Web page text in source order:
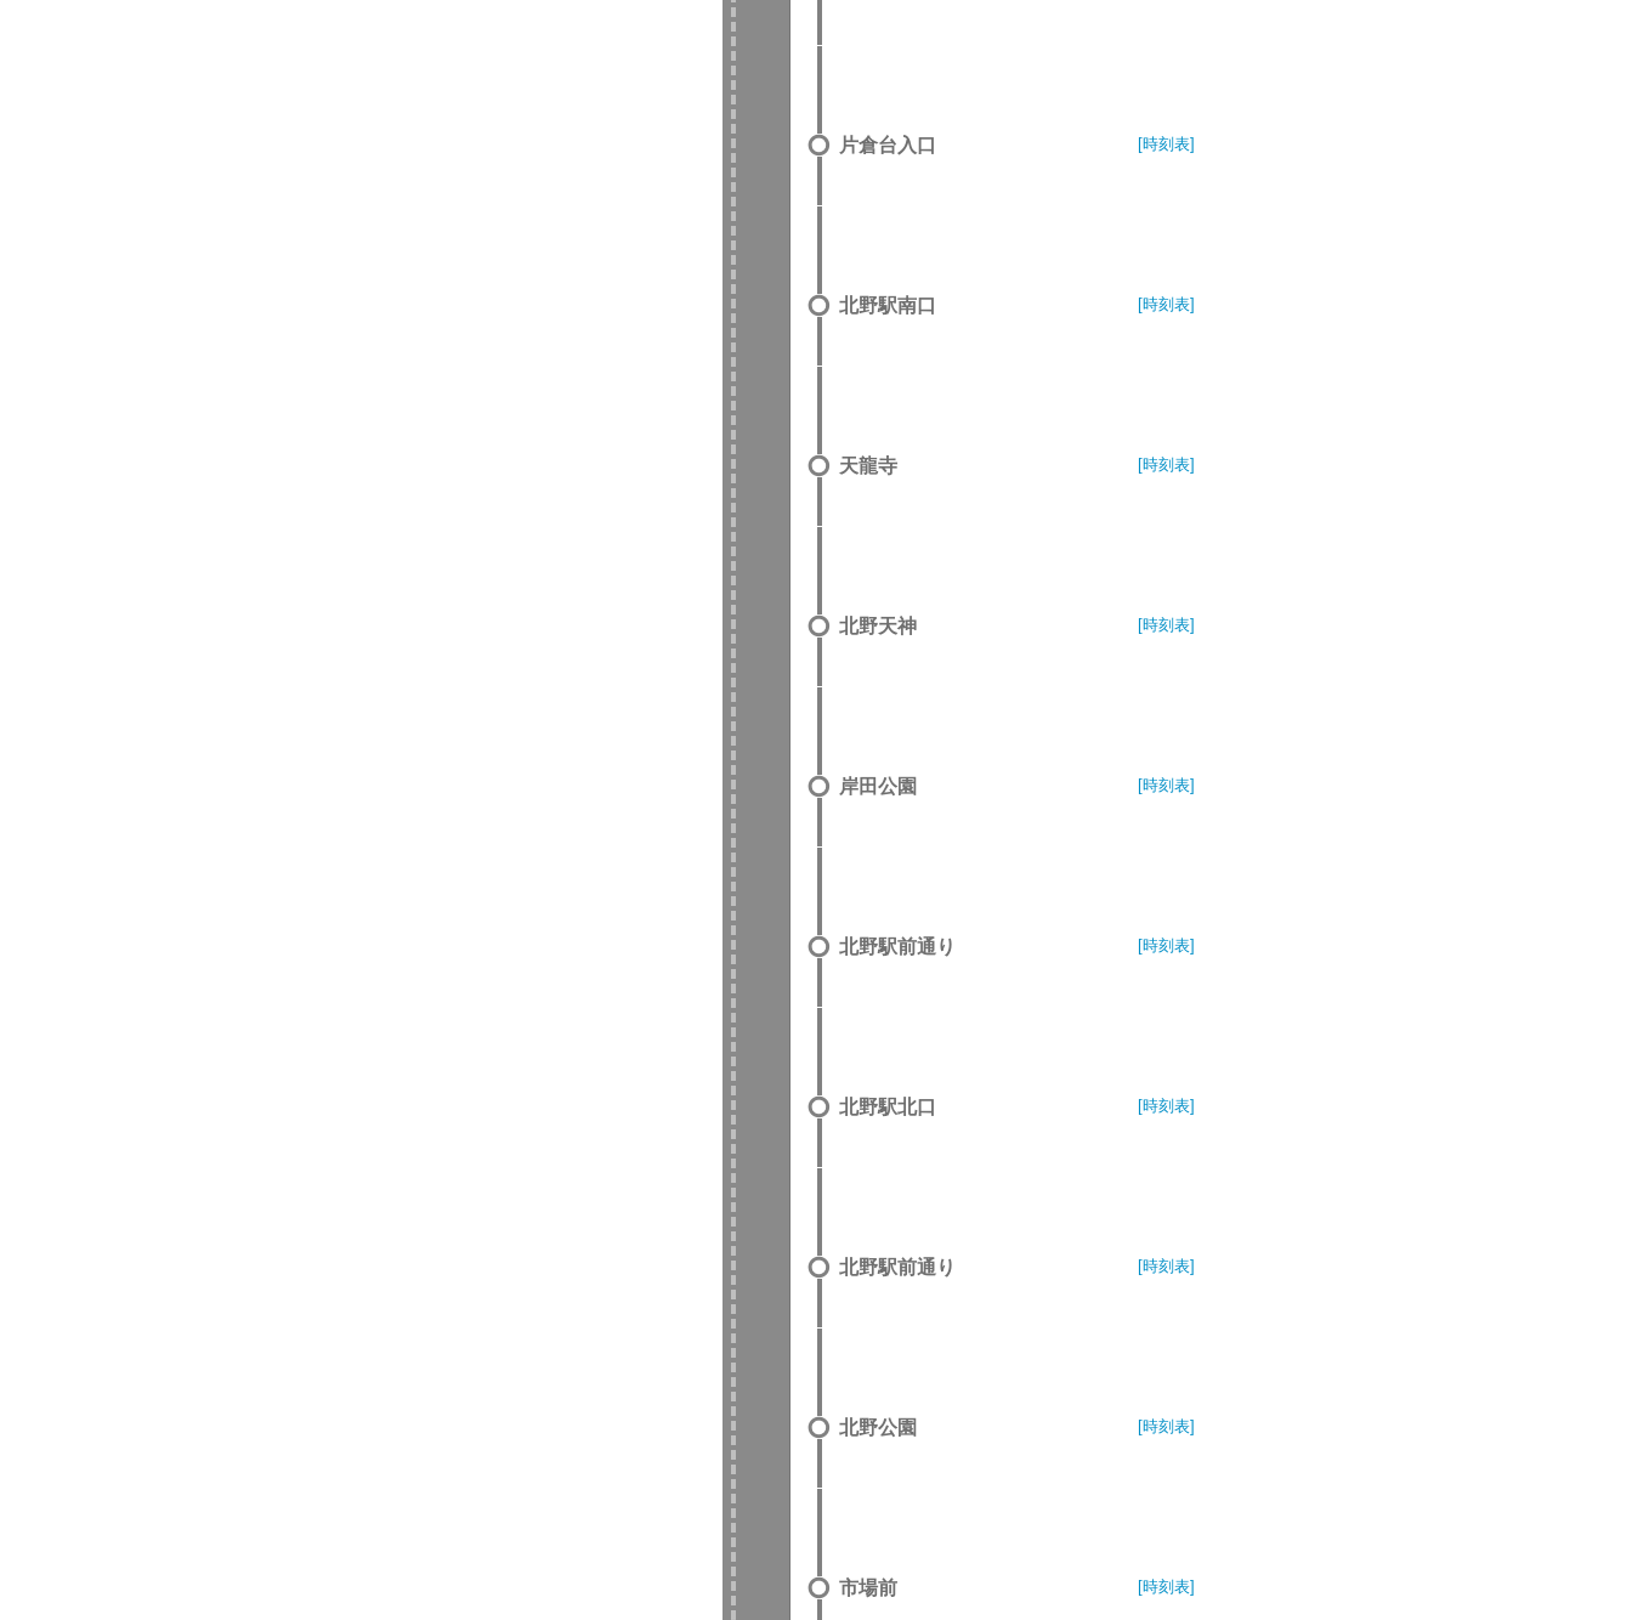
片倉台入口 [時刻表]
北野駅南口 [時刻表]
天龍寺 [時刻表]
北野天神 [時刻表]
岸田公園 [時刻表]
北野駅前通り [時刻表]
北野駅北口 [時刻表]
北野駅前通り [時刻表]
北野公園 [時刻表]
市場前 [時刻表]